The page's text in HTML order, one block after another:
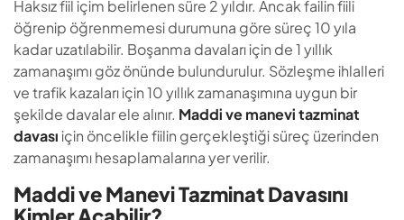
Haksız fiil içim belirlenen süre 2 yıldır. Ancak failin fiili
öğrenip öğrenmemesi durumuna göre süreç 10 yıla
kadar uzatılabilir. Boşanma davaları için de 1 yıllık
zamanaşımı göz önünde bulundurulur. Sözleşme ihlalleri
ve trafik kazaları için 10 yıllık zamanaşımına uygun bir
şekilde davalar ele alınır. Maddi ve manevi tazminat
davasıiçin öncelikle fiilin gerçekleştiği süreç üzerinden
zamanaşımı hesaplamalarına yer verilir.
Maddi ve Manevi Tazminat Davasını